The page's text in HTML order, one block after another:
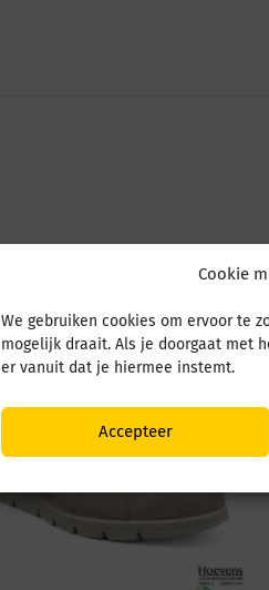
Cookie
We gebruiken cookies om ervoor te
mogelijk draait. Als je doorgaat met
er vanuit dat je hiermee instemt.
Accepteer